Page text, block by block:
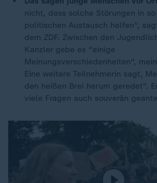
nicht, dass solche Störungen in so
politischen Austausch helfen",
dem ZDF. Zwischen den
Kanzler gebe es "einige
Meinungsverschiedenheiten",
Eine weitere Teilnehmerin sagt,
den heißen Brei herum geredet".
viele Fragen auch souverän